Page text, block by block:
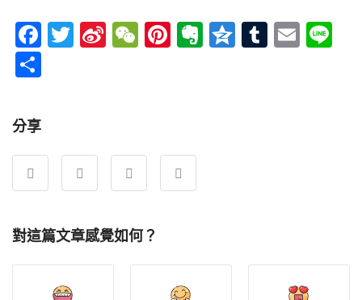
Facebook
Twitter
SinaWeChat
Pinterest
Evernote
Qzone
Tumblr
分享
對這篇文章感覺如何？